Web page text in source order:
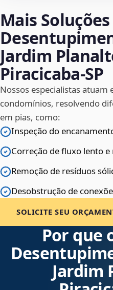
Mais
Jardim
Piracicaba‑SP
Nossos especialistas atuam
condomínios, resolvendo
em pias, como:
Inspeção do
Correção de fluxo lento
Remoção de resíduos
Desobstrução de
SOLICITE SEU
Por que
Jardim